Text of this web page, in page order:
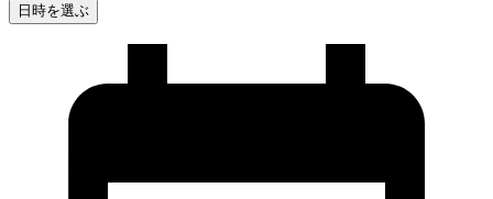
日時を選ぶ